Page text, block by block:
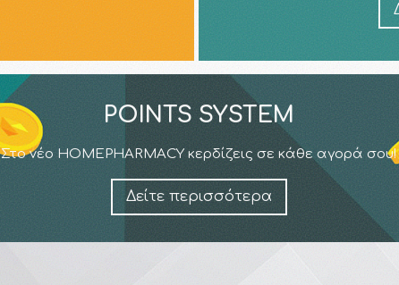
POINTS SYSTEM
Στο νέο HOMEPHARMACY κερδίζεις σε κάθε αγορά σου!
Δείτε περισσότερα